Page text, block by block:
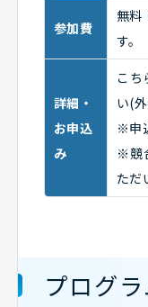
参加費
無
す。
詳細・
お申込
み
こち
い(
※申
※競
ただ
プログ